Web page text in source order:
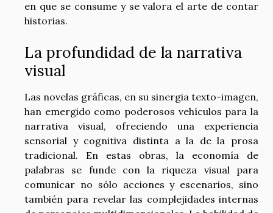
en que se consume y se valora el arte de contar
historias.
La profundidad de la narrativa
visual
Las novelas gráficas, en su sinergia texto-imagen,
han emergido como poderosos vehículos para la
narrativa visual, ofreciendo una experiencia
sensorial y cognitiva distinta a la de la prosa
tradicional. En estas obras, la economía de
palabras se funde con la riqueza visual para
comunicar no sólo acciones y escenarios, sino
también para revelar las complejidades internas